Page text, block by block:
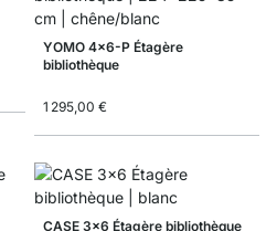
YOMO 4x6-P Étagère
bibliothèque
1 295,00 €
CASE 3x6 Étagère bibliothèque